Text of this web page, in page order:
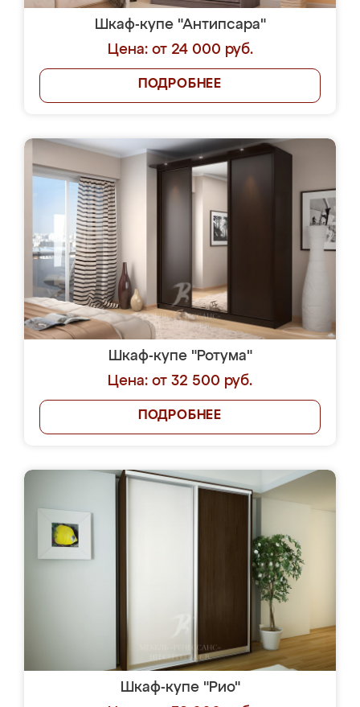
Шкаф-купе "Антипсара"
Цена: от 24 000 руб.
ПОДРОБНЕЕ
Шкаф-купе "Ротума"
Цена: от 32 500 руб.
ПОДРОБНЕЕ
Шкаф-купе "Рио"